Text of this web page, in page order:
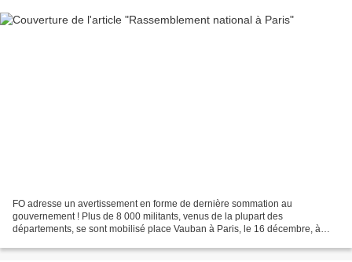
FO adresse un avertissement en forme de dernière sommation au
gouvernement ! Plus de 8 000 militants, venus de la plupart des
départements, se sont mobilisé place Vauban à Paris, le 16 décembre, à